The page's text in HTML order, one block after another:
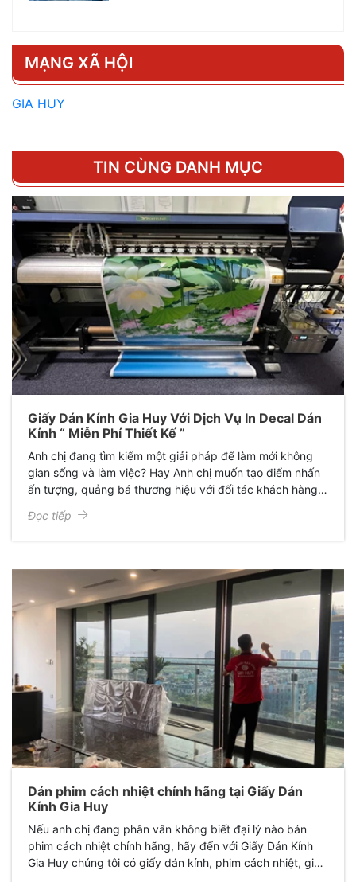
MẠNG XÃ HỘI
GIA HUY
TIN CÙNG DANH MỤC
Giấy Dán Kính Gia Huy Với Dịch Vụ In Decal Dán
Kính “ Miễn Phí Thiết Kế ”
Anh chị đang tìm kiếm một giải pháp để làm mới không
gian sống và làm việc? Hay Anh chị muốn tạo điểm nhấn
ấn tượng, quảng bá thương hiệu với đối tác khách hàng
phí? Nắm bắt được điều đó, Giấy Dán Kính Gia Huy tự
hào mang đến dịch vụ in decal dán kính chuyên nghiệp,
“.
Đọc tiếp
Dán phim cách nhiệt chính hãng tại Giấy Dán
Kính Gia Huy
Nếu anh chị đang phân vân không biết đại lý nào bán
phim cách nhiệt chính hãng, hãy đến với Giấy Dán Kính
Gia Huy chúng tôi có giấy dán kính, phim cách nhiệt, giấy